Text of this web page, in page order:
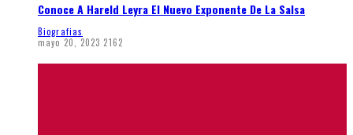
Conoce A Hareld Leyra El Nuevo Exponente De La Salsa
Biografias
mayo 20, 2023 2162